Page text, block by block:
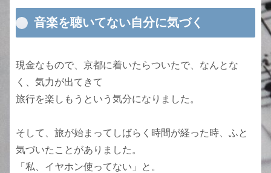
音楽を聴いてない自分に気づく
現金なもので、京都に着いたらついたで、なんとな
く、気力が出てきて
旅行を楽しもうという気分になりました。
そして、旅が始まってしばらく時間が経った時、ふと
気づいたことがありました。
「私、イヤホン使ってない」と。